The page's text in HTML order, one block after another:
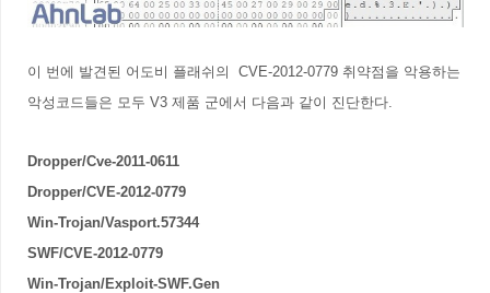
이 번에 발견된 어도비 플래쉬의 CVE-2012-0779 취약점을 악용하는
악성코드들은 모두 V3 제품 군에서 다음과 같이 진단한다.
Dropper/Cve-2011-0611
Dropper/CVE-2012-0779
Win-Trojan/Vasport.57344
SWF/CVE-2012-0779
Win-Trojan/Exploit-SWF.Gen